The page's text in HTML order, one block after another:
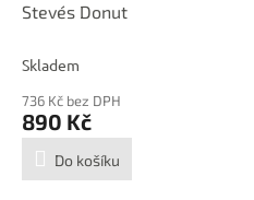
Steve´s Donut
Skladem
736 Kč bez DPH
890 Kč
Do košíku